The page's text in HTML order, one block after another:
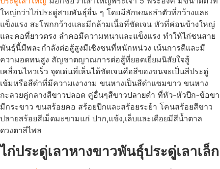
ใหญ่กว่าไก่ประดู่สายพันธุ์อื่น ๆ โดยมีลักษณะลำตัวที่กว้างและ
แข็งแรง สะโพกกว้างและมีกล้ามเนื้อที่ชัดเจน หัวที่ค่อนข้างใหญ่
และคอที่ยาวตรง ลำคอมีความหนาและแข็งแรง ทำให้ไก่ชนสาย
พันธุ์นี้มีพละกำลังต่อสู้สูงมีเชิงชนที่หนักหน่วง เน้นการตีและมี
ความอดทนสูง สัญชาตญาณการต่อสู้ที่ยอดเยี่ยมนิสัยใจสู้
เคลื่อนไหวเร็ว จุดเด่นที่เห็นได้ชัดเจนคือสีของขนจะเป็นสีประดู่
เข้มหรือสีดำที่มีความเงางาม ขนหางเป็นสีดำแซมขาว ขนหาง
กะลวยคู่กลางสีขาวปลอด คู่อื่นๆสีขาวปลายดำ ที่หัว-หัวปีก-ข้อขา
มีกระขาว ขนสร้อยคอ สร้อยปีกและสร้อยระย้า โคนสร้อยสีขาว
ปลายสร้อยสีเม็ดมะขามแก่ ปาก,แข้ง,เล็บและเดือยมีสีน้ำตาล
ดวงตาสีไพล
ไก่ประดู่เลาหางขาวพันธุ์ประดู่เลาเล็ก